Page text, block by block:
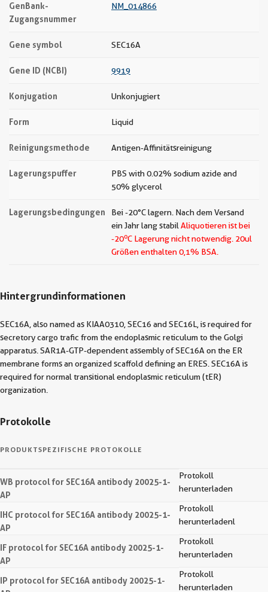
GenBank-
Zugangsnummer
NM_014866
Gene symbol SEC16A
Gene ID (NCBI) 9919
Konjugation Unkonjugiert
Form Liquid
Reinigungsmethode Antigen-Affinitätsreinigung
Lagerungspuffer
PBS with 0.02% sodium azide and
50% glycerol
Lagerungsbedingungen
Bei -20°C lagern. Nach dem Versand
ein Jahr lang stabil Aliquotieren ist bei
-20oC Lagerung nicht notwendig. 20ul
Größen enthalten 0,1% BSA.
Hintergrundinformationen
SEC16A, also named as KIAA0310, SEC16 and SEC16L, is required for
secretory cargo trafic from the endoplasmic reticulum to the Golgi
apparatus. SAR1A-GTP-dependent assembly of SEC16A on the ER
membrane forms an organized scaffold defining an ERES. SEC16A is
required for normal transitional endoplasmic reticulum (tER)
organization.
Protokolle
PRODUKTSPEZIFISCHE PROTOKOLLE
WB protocol for SEC16A antibody 20025-1-
AP
Protokoll
herunterladen
IHC protocol for SEC16A antibody 20025-1-
AP
Protokoll
herunterladenl
IF protocol for SEC16A antibody 20025-1-
AP
Protokoll
herunterladen
IP protocol for SEC16A antibody 20025-1-
Protokoll
herunterladen